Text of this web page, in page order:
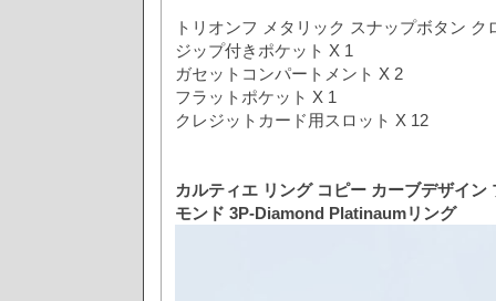
トリオンフ メタリック スナップボタン ク
ジップ付きポケット X 1
ガセットコンパートメント X 2
フラットポケット X 1
クレジットカード用スロット X 12
カルティエ リング コピー カーブデザイン
モンド 3P-Diamond Platinaumリング